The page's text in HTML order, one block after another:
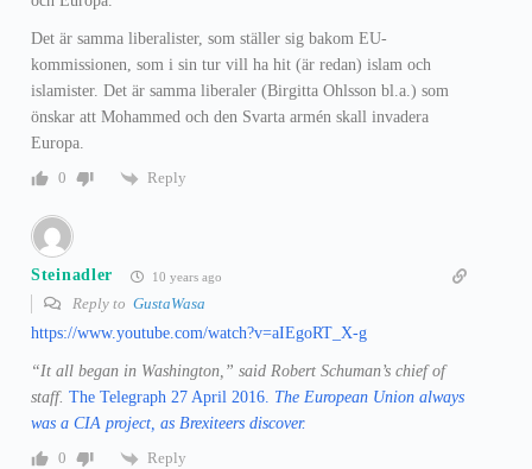
Det är samma liberalister, som ställer sig bakom EU-
kommissionen, som i sin tur vill ha hit (är redan) islam och
islamister. Det är samma liberaler (Birgitta Ohlsson bl.a.) som
önskar att Mohammed och den Svarta armén skall invadera
Europa.
0
Reply
Steinadler 10 years ago
Reply to GustaWasa
https://www.youtube.com/watch?v=aIEgoRT_X-g
“It all began in Washington,” said Robert Schuman’s chief of
staff. The Telegraph 27 April 2016. The European Union always
was a CIA project, as Brexiteers discover.
0
Reply